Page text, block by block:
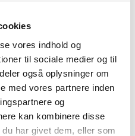
vores indhold og
til sociale medier og til
også oplysninger om
med vores partnere inden
og
kan kombinere disse
har givet dem, eller som
149 kr.